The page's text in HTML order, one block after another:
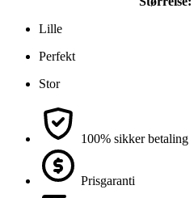
Lille
Perfekt
Stor
100% sikker betaling
Prisgaranti